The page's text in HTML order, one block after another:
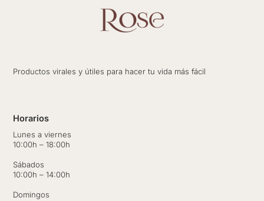
Productos virales y útiles para hacer tu vida más fácil
Horarios
Lunes a viernes
10:00h – 18:00h
Sábados
10:00h – 14:00h
Domingos